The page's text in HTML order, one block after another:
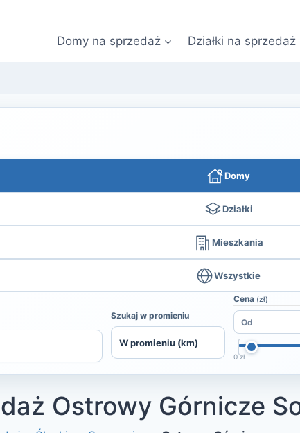
Domy na sprzedaż Działki na sprzedaż
Domy
Działki
Mieszkania
Wszystkie
Szukaj w promieniu
Cena (zł)
0 zł
Ostrowy Górnicze